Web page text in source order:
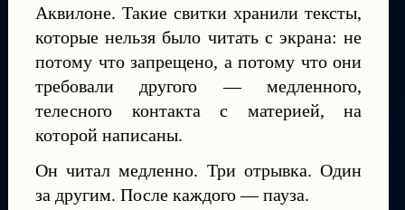
Аквилоне. Такие свитки хранили тексты,
которые нельзя было читать с экрана: не
потому что запрещено, а потому что они
требовали другого — медленного,
телесного контакта с материей, на
которой написаны.
Он читал медленно. Три отрывка. Один
за другим. После каждого — пауза.